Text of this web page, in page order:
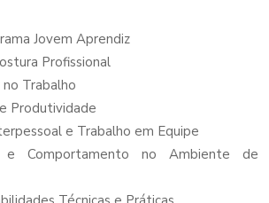
Jovem Aprendiz
Profissional
no Trabalho
Produtividade
e Trabalho em Equipe
e Comportamento no Ambiente de